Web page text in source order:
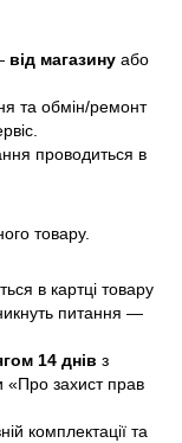
від магазину або
та обмін/ремонт
проводиться в
товару.
в картці товару
питання —
14 днів з
«Про захист прав
комплектації та